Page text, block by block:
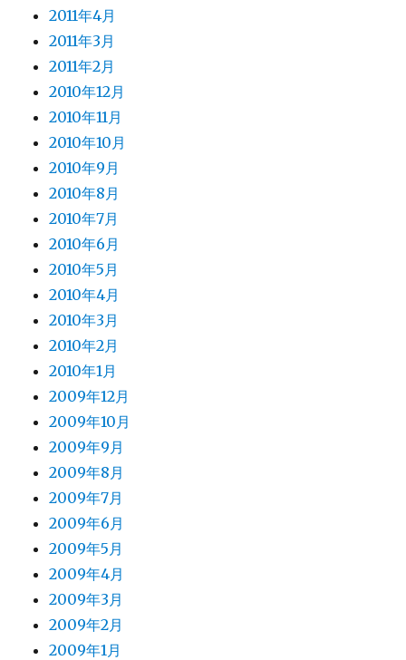
2011年4月
2011年3月
2011年2月
2010年12月
2010年11月
2010年10月
2010年9月
2010年8月
2010年7月
2010年6月
2010年5月
2010年4月
2010年3月
2010年2月
2010年1月
2009年12月
2009年10月
2009年9月
2009年8月
2009年7月
2009年6月
2009年5月
2009年4月
2009年3月
2009年2月
2009年1月